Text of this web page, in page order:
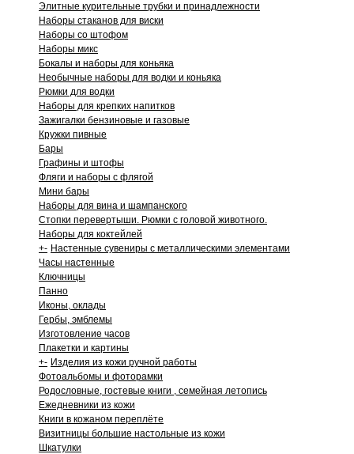
Элитные курительные трубки и принадлежности
Наборы стаканов для виски
Наборы со штофом
Наборы микс
Бокалы и наборы для коньяка
Необычные наборы для водки и коньяка
Рюмки для водки
Наборы для крепких напитков
Зажигалки бензиновые и газовые
Кружки пивные
Бары
Графины и штофы
Фляги и наборы с флягой
Мини бары
Наборы для вина и шампанского
Стопки перевертыши. Рюмки с головой животного.
Наборы для коктейлей
+- Настенные сувениры с металлическими элементами
Часы настенные
Ключницы
Панно
Иконы, оклады
Гербы, эмблемы
Изготовление часов
Плакетки и картины
+- Изделия из кожи ручной работы
Фотоальбомы и фоторамки
Родословные, гостевые книги , семейная летопись
Ежедневники из кожи
Книги в кожаном переплёте
Визитницы большие настольные из кожи
Шкатулки